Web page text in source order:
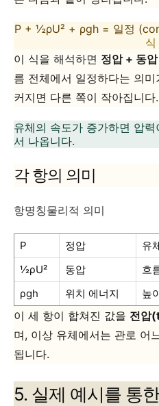
P + ½ρU² + ρgh = 일정
식
이 식을 해석하면 정압 + 동
름 전체에서 일정하다는 의
커지면 다른 쪽이 작아집니다.
유체의 속도가 증가하면 압
서 나옵니다.
각 항의 의미
항명칭물리적 의미
P 정압
유
½ρU²
동압
흐
ρgh
위치 에너지 높
이 세 항이 합쳐진 값을 전압
며, 이상 유체에서는 관로 어
됩니다.
5. 실제 예시를 통